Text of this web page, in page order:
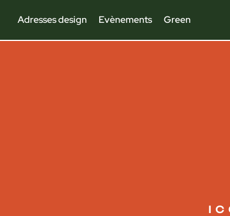
Adresses design Evènements Green